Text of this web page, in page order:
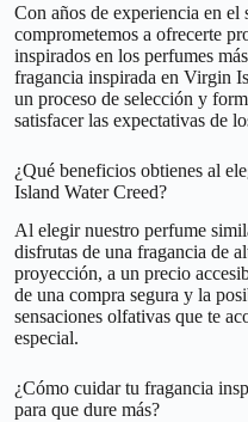
Con años de experiencia en el
comprometemos a ofrecerte
inspirados en los perfumes
fragancia inspirada en Virgin
un proceso de selección y
satisfacer las expectativas de
¿Qué beneficios obtienes al
Island Water Creed?
Al elegir nuestro perfume
disfrutas de una fragancia de
proyección, a un precio
de una compra segura y la
sensaciones olfativas que te
especial.
¿Cómo cuidar tu fragancia
para que dure más?